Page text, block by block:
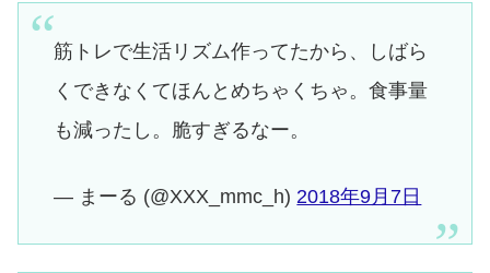
筋トレで生活リズム作ってたから、しばら
くできなくてほんとめちゃくちゃ。食事量
も減ったし。脆すぎるなー。
— まーる (@XXX_mmc_h) 2018年9月7日